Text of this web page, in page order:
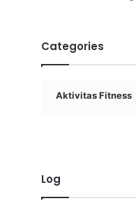
Categories
Aktivitas Fitness
Log